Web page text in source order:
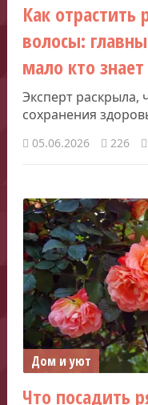
Как
волосы:
мало кто знает
Эксперт раскрыла,
сохранения
05.06.2026 226
Дом и уют
Что посадить